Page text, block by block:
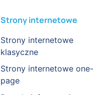
Strony internetowe
Strony internetowe
klasyczne
Strony internetowe one-
page